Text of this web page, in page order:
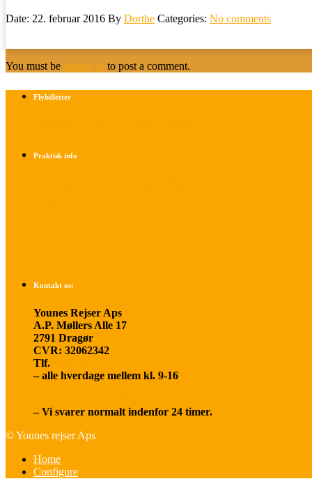
Date: 22. februar 2016 By Dorthe Categories: No comments
You must be logged in to post a comment.
Flybilletter
Praktisk info
Kontakt os:
Younes Rejser Aps
A.P. Møllers Alle 17
2791 Dragør
CVR: 32062342
Tlf.
– alle hverdage mellem kl. 9-16
– Vi svarer normalt indenfor 24 timer.
© Younes rejser Aps
Home
Configure